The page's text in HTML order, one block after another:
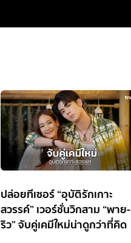
ปล่อยทีเซอร์ “อุบัติรักเกาะ
สวรรค์” เวอร์ชั่นวิกสาม “พาย-
ริว” จับคู่เคมีใหม่น่าดูกว่าที่คิด